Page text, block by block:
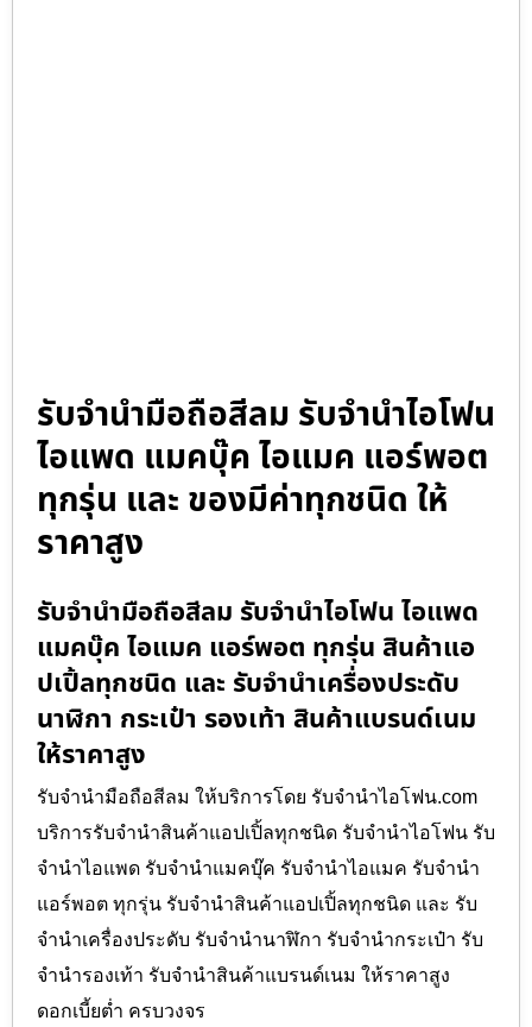
รับจำนำมือถือสีลม รับจำนำไอโฟน
ไอแพด แมคบุ๊ค ไอแมค แอร์พอต
ทุกรุ่น และ ของมีค่าทุกชนิด ให้
ราคาสูง
รับจำนำมือถือสีลม รับจำนำไอโฟน ไอแพด
แมคบุ๊ค ไอแมค แอร์พอต ทุกรุ่น สินค้าแอ
ปเปิ้ลทุกชนิด และ รับจำนำเครื่องประดับ
นาฬิกา กระเป๋า รองเท้า สินค้าแบรนด์เนม
ให้ราคาสูง
รับจำนำมือถือสีลม ให้บริการโดย รับจํานําไอโฟน.com
บริการรับจำนำสินค้าแอปเปิ้ลทุกชนิด รับจำนำไอโฟน รับ
จำนำไอแพด รับจำนำแมคบุ๊ค รับจำนำไอแมค รับจำนำ
แอร์พอต ทุกรุ่น รับจำนำสินค้าแอปเปิ้ลทุกชนิด และ รับ
จำนำเครื่องประดับ รับจำนำนาฬิกา รับจำนำกระเป๋า รับ
จำนำรองเท้า รับจำนำสินค้าแบรนด์เนม ให้ราคาสูง
ดอกเบี้ยต่ำ ครบวงจร